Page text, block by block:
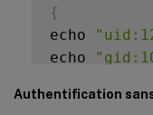
{
echo
echo
echo
Authentification